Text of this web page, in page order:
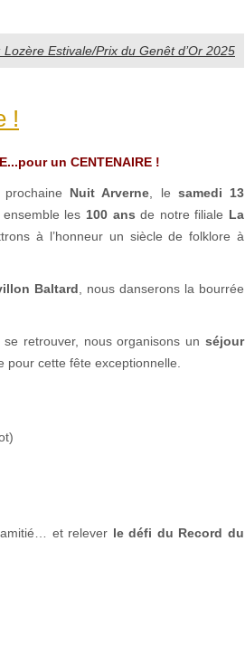
Estivale/Prix du Genêt d’Or 2025
!
un CENTENAIRE !
Nuit Arverne , le samedi 13
ensemble les 100 ans de notre filiale La
à l’honneur un siècle de folklore à
Baltard , nous danserons la bourrée
retrouver, nous organisons un séjour
cette fête exceptionnelle.
et relever le défi du Record du